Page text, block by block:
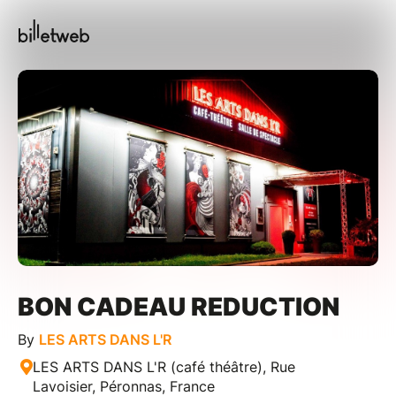
BON CADEAU REDUCTION
By LES ARTS DANS L'R
LES ARTS DANS L'R (café théâtre), Rue
Lavoisier, Péronnas, France